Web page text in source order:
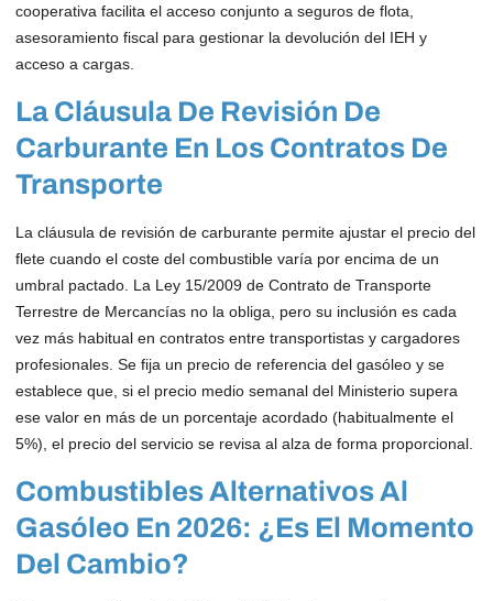
cooperativa facilita el acceso conjunto a seguros de flota,
asesoramiento fiscal para gestionar la devolución del IEH y
acceso a cargas.
La Cláusula De Revisión De
Carburante En Los Contratos De
Transporte
La cláusula de revisión de carburante permite ajustar el precio del
flete cuando el coste del combustible varía por encima de un
umbral pactado. La Ley 15/2009 de Contrato de Transporte
Terrestre de Mercancías no la obliga, pero su inclusión es cada
vez más habitual en contratos entre transportistas y cargadores
profesionales. Se fija un precio de referencia del gasóleo y se
establece que, si el precio medio semanal del Ministerio supera
ese valor en más de un porcentaje acordado (habitualmente el
5%), el precio del servicio se revisa al alza de forma proporcional.
Combustibles Alternativos Al
Gasóleo En 2026: ¿es El Momento
Del Cambio?